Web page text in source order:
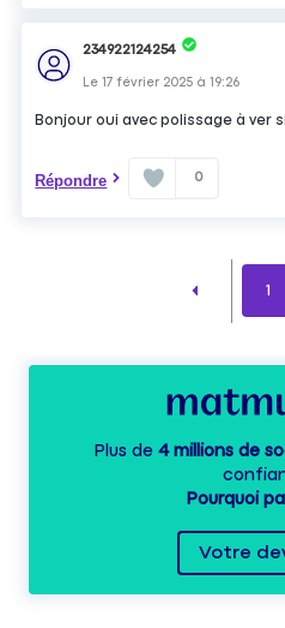
234922124254
Le17 février 2025 à19:26
Bonjour oui avec polissage à ver
Répondre 0
1
Plus de 4 millions de
Pourquoi
Votre